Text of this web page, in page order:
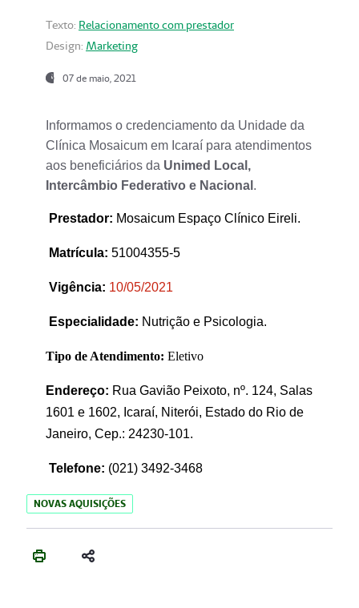
Texto: Relacionamento com prestador
Design: Marketing
07 de maio, 2021
Informamos o credenciamento da Unidade da
Clínica Mosaicum em Icaraí para atendimentos
aos beneficiários da Unimed Local,
Intercâmbio Federativo e Nacional .
Prestador: Mosaicum Espaço Clínico Eireli.
Matrícula: 51004355-5
Vigência: 10/05/2021
Especialidade: Nutrição e Psicologia.
Tipo de Atendimento: Eletivo
Endereço: Rua Gavião Peixoto, nº. 124, Salas
1601 e 1602, Icaraí, Niterói, Estado do Rio de
Janeiro, Cep.: 24230-101.
Telefone: (021) 3492-3468
NOVAS AQUISIÇÕES